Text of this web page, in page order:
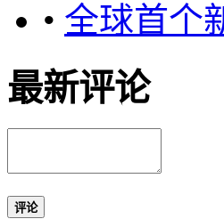
• 全球首个
最新评论
评论